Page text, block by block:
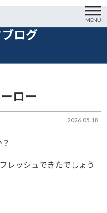
MENU
ログ
2026.05.18
ロー
レッシュできたでしょう